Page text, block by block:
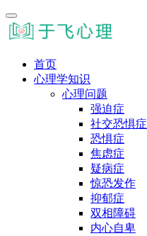
首页
心理学知识
心理问题
强迫症
社交恐惧症
恐惧症
焦虑症
疑病症
惊恐发作
抑郁症
双相障碍
内心自卑